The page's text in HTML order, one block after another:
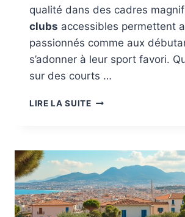
qualité dans des cadres
clubs accessibles permettent
passionnés comme aux
s’adonner à leur sport favori.
sur des courts …
LIRE LA SUITEOÙ
À
CASSIS